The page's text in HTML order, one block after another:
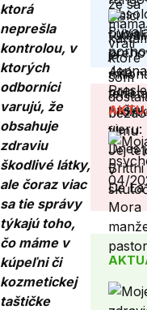
ktorá
neprešla
kontrolou, v
ktorých
odborníci
varujú, že
obsahuje
zdraviu
škodlivé látky,
ale čoraz viac
sa tie správy
týkajú toho,
čo máme v
kúpeľni či
kozmetickej
taštičke